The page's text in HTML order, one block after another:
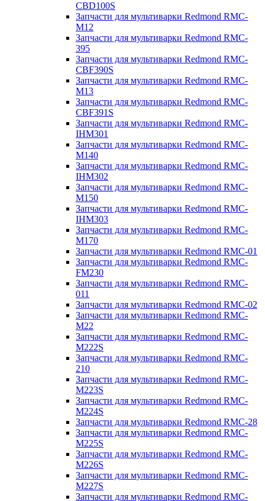
CBD100S
Запчасти для мультиварки Redmond RMC-
M12
Запчасти для мультиварки Redmond RMC-
395
Запчасти для мультиварки Redmond RMC-
CBF390S
Запчасти для мультиварки Redmond RMC-
M13
Запчасти для мультиварки Redmond RMC-
CBF391S
Запчасти для мультиварки Redmond RMC-
IHM301
Запчасти для мультиварки Redmond RMC-
M140
Запчасти для мультиварки Redmond RMC-
IHM302
Запчасти для мультиварки Redmond RMC-
M150
Запчасти для мультиварки Redmond RMC-
IHM303
Запчасти для мультиварки Redmond RMC-
M170
Запчасти для мультиварки Redmond RMC-01
Запчасти для мультиварки Redmond RMC-
FM230
Запчасти для мультиварки Redmond RMC-
011
Запчасти для мультиварки Redmond RMC-02
Запчасти для мультиварки Redmond RMC-
M22
Запчасти для мультиварки Redmond RMC-
M222S
Запчасти для мультиварки Redmond RMC-
210
Запчасти для мультиварки Redmond RMC-
M223S
Запчасти для мультиварки Redmond RMC-
M224S
Запчасти для мультиварки Redmond RMC-28
Запчасти для мультиварки Redmond RMC-
M225S
Запчасти для мультиварки Redmond RMC-
M226S
Запчасти для мультиварки Redmond RMC-
M227S
Запчасти для мультиварки Redmond RMC-